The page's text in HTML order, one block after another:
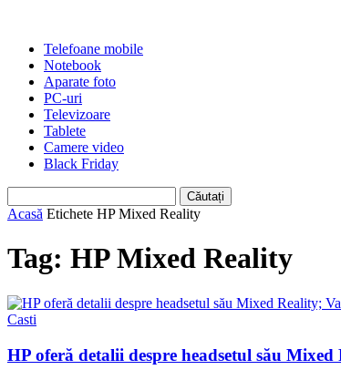
Telefoane mobile
Notebook
Aparate foto
PC-uri
Televizoare
Tablete
Camere video
Black Friday
Acasă Etichete HP Mixed Reality
Tag: HP Mixed Reality
Casti
HP oferă detalii despre headsetul său